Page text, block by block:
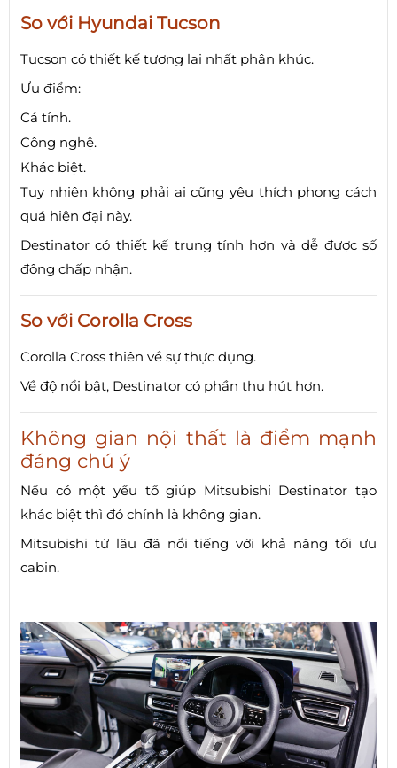
So với Hyundai Tucson
Tucson có thiết kế tương lai nhất phân khúc.
Ưu điểm:
Cá tính.
Công nghệ.
Khác biệt.
Tuy nhiên không phải ai cũng yêu thích phong cách
quá hiện đại này.
Destinator có thiết kế trung tính hơn và dễ được số
đông chấp nhận.
So với Corolla Cross
Corolla Cross thiên về sự thực dụng.
Về độ nổi bật, Destinator có phần thu hút hơn.
Không gian nội thất là điểm mạnh
đáng chú ý
Nếu có một yếu tố giúp Mitsubishi Destinator tạo
khác biệt thì đó chính là không gian.
Mitsubishi từ lâu đã nổi tiếng với khả năng tối ưu
cabin.